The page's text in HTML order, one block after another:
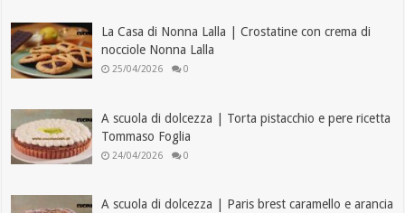
La Casa di Nonna Lalla | Crostatine con crema di
nocciole Nonna Lalla
25/04/2026 0
A scuola di dolcezza | Torta pistacchio e pere ricetta
Tommaso Foglia
24/04/2026 0
A scuola di dolcezza | Paris brest caramello e arancia